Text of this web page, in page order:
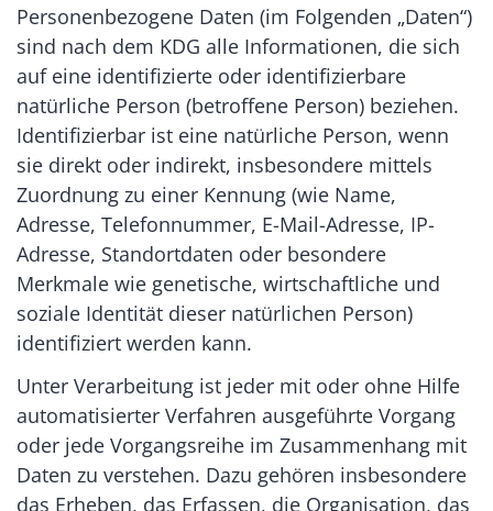
Personenbezogene Daten (im Folgenden „Daten“)
sind nach dem KDG alle Informationen, die sich
auf eine identifizierte oder identifizierbare
natürliche Person (betroffene Person) beziehen.
Identifizierbar ist eine natürliche Person, wenn
sie direkt oder indirekt, insbesondere mittels
Zuordnung zu einer Kennung (wie Name,
Adresse, Telefonnummer, E-Mail-Adresse, IP-
Adresse, Standortdaten oder besondere
Merkmale wie genetische, wirtschaftliche und
soziale Identität dieser natürlichen Person)
identifiziert werden kann.
Unter Verarbeitung ist jeder mit oder ohne Hilfe
automatisierter Verfahren ausgeführte Vorgang
oder jede Vorgangsreihe im Zusammenhang mit
Daten zu verstehen. Dazu gehören insbesondere
das Erheben, das Erfassen, die Organisation, das